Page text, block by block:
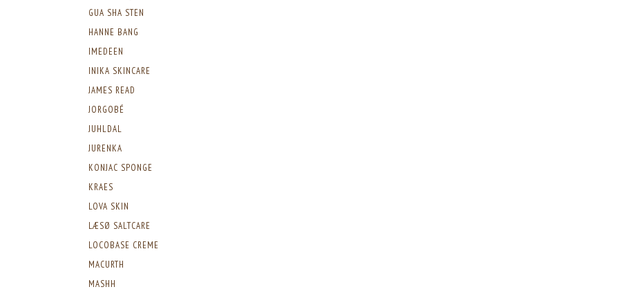
GUA SHA STEN
HANNE BANG
IMEDEEN
INIKA SKINCARE
JAMES READ
JORGOBÉ
JUHLDAL
JURENKA
KONJAC SPONGE
KRAES
LOVA SKIN
LÆSØ SALTCARE
LOCOBASE CREME
MACURTH
MASHH